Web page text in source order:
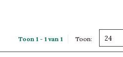
Toon 1 - 1 van 1 Toon: 24